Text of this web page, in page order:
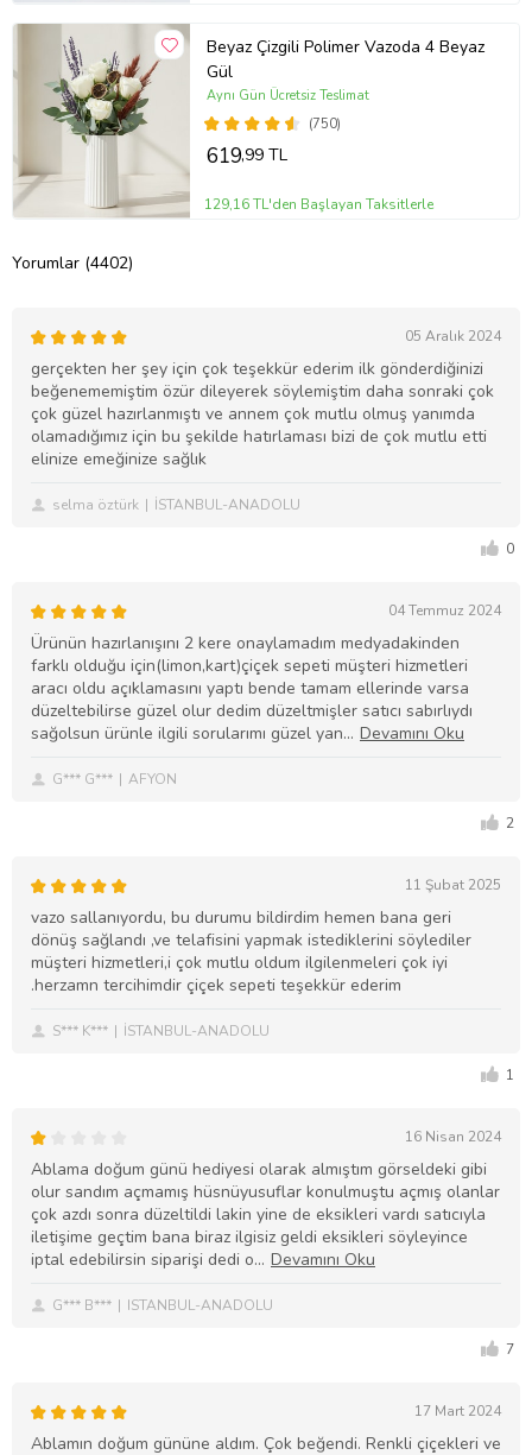
Beyaz Çizgili Polimer Vazoda 4 Beyaz
Gül
(750)
Aynı Gün Ücretsiz Teslimat
619,99 TL
129,16 TL'den Başlayan Taksitlerle
Yorumlar (4402)
05 Aralık 2024
gerçekten her şey için çok teşekkür ederim ilk gönderdiğinizi
beğenememiştim özür dileyerek söylemiştim daha sonraki çok
çok güzel hazırlanmıştı ve annem çok mutlu olmuş yanımda
olamadığımız için bu şekilde hatırlaması bizi de çok mutlu etti
elinize emeğinize sağlık
selma öztürk İSTANBUL-ANADOLU
0
04 Temmuz 2024
Ürünün hazırlanışını 2 kere onaylamadım medyadakinden
farklı olduğu için(limon,kart)çiçek sepeti müşteri hizmetleri
aracı oldu açıklamasını yaptı bende tamam ellerinde varsa
düzeltebilirse güzel olur dedim düzeltmişler satıcı sabırlıydı
sağolsun ürünle ilgili sorularımı güzel yan
G*** G*** AFYON
2
11 Şubat 2025
vazo sallanıyordu, bu durumu bildirdim hemen bana geri
dönüş sağlandı ,ve telafisini yapmak istediklerini söylediler
müşteri hizmetleri,i çok mutlu oldum ilgilenmeleri çok iyi
.herzamn tercihimdir çiçek sepeti teşekkür ederim
S*** K*** İSTANBUL-ANADOLU
1
16 Nisan 2024
Ablama doğum günü hediyesi olarak almıştım görseldeki gibi
olur sandım açmamış hüsnüyusuflar konulmuştu açmış olanlar
çok azdı sonra düzeltildi lakin yine de eksikleri vardı satıcıyla
iletişime geçtim bana biraz ilgisiz geldi eksikleri söyleyince
iptal edebilirsin siparişi dedi o
G*** B*** ISTANBUL-ANADOLU
7
17 Mart 2024
Ablamın doğum gününe aldım. Çok beğendi. Renkli çiçekleri ve